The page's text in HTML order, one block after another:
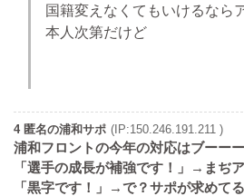
国籍変えなくてもいけるなら
本人次第だけど
4 匿名の浦和サポ (IP:150.246.191.211 )
浦和フロントの今年の対応はブーーー
「選手の成長が補強です！」→まぢア
「黒字です！」→で？サポが求めて